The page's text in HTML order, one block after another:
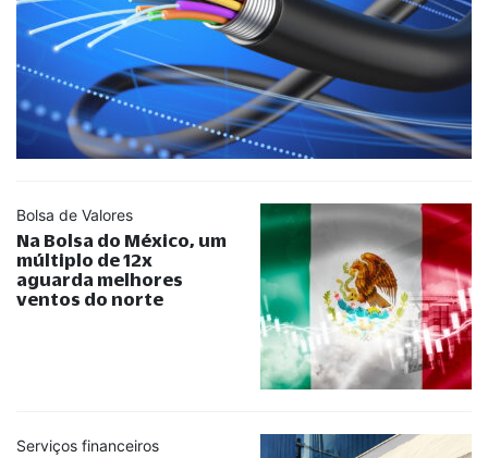
Bolsa de Valores
Na Bolsa do México, um
múltiplo de 12x
aguarda melhores
ventos do norte
Serviços financeiros